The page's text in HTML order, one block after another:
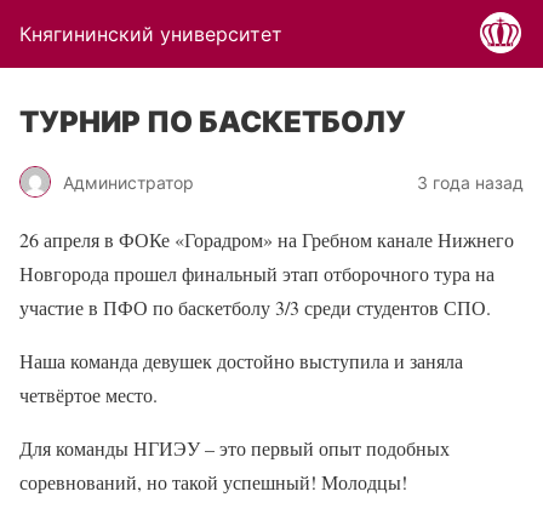
Княгининский университет
ТУРНИР ПО БАСКЕТБОЛУ
Администратор 3 года назад
26 апреля в ФОКе «Горадром» на Гребном канале Нижнего
Новгорода прошел финальный этап отборочного тура на
участие в ПФО по баскетболу 3/3 среди студентов СПО.
Наша команда девушек достойно выступила и заняла
четвёртое место.
Для команды НГИЭУ – это первый опыт подобных
соревнований, но такой успешный! Молодцы!